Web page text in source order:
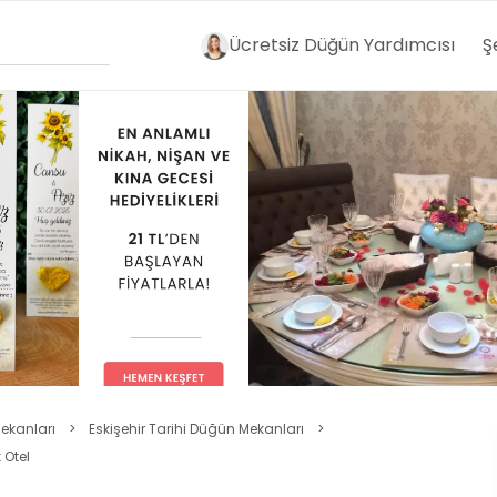
Ücretsiz Düğün Yardımcısı
> Eskişehir Tarihi Düğün Mekanları
>